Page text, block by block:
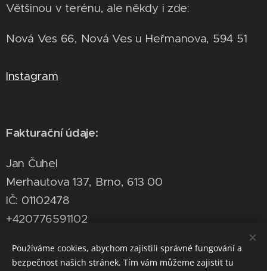
Většinou v terénu, ale někdy i zde:
Nová Ves 66, Nová Ves u Heřmanova, 594 51
Instagram
Fakturační údaje:
Jan Čuhel
Merhautova 137, Brno, 613 00
IČ: 01102478
+420776591102
Používáme cookies, abychom zajistili správné fungování a
bezpečnost našich stránek. Tím vám můžeme zajistit tu